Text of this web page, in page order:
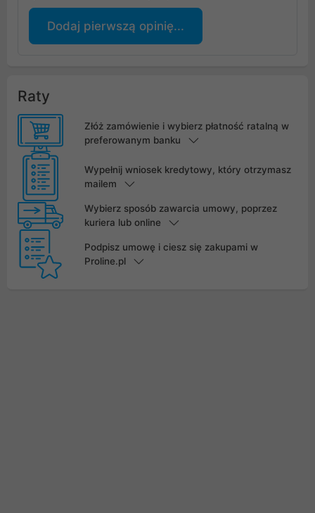
Dodaj pierwszą opinię...
Raty
Złóż zamówienie i wybierz płatność ratalną w
preferowanym banku
Wypełnij wniosek kredytowy, który otrzymasz
mailem
Wybierz sposób zawarcia umowy, poprzez
kuriera lub online
Podpisz umowę i ciesz się zakupami w
Proline.pl